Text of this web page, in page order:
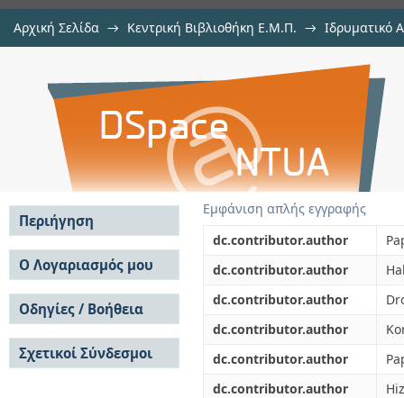
Αρχική Σελίδα → Κεντρική Βιβλιοθήκη Ε.Μ.Π. → Ιδρυματικό
Discrete X-wave-like spatio-
nonlinear liquid crystal
Εμφάνιση απλής εγγραφής
dc.contributor.author
dc.contributor.author
dc.contributor.author
dc.contributor.author
dc.contributor.author
dc.contributor.author
Περιήγηση
Σε όλο το DSpace
Κοινότητες & Συλλογές
Ανά Ημερομηνία
Έκδοσης
Συγγραφείς
Τίτλοι
Θέματα
Ο Λογαριασμός μου
Σύνδεση
Εγγραφή
Οδηγίες / Βοήθεια
Οδηγίες Υποβολής
Οδηγίες Χρήσης ΙΑ
Συχνές Ερωτήσεις
Σχετικοί Σύνδεσμοι